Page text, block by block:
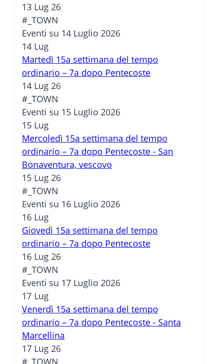
13 Lug 26
#_TOWN
Eventi su 14 Luglio 2026
14 Lug
Martedì 15a settimana del tempo
ordinario – 7a dopo Pentecoste
14 Lug 26
#_TOWN
Eventi su 15 Luglio 2026
15 Lug
Mercoledì 15a settimana del tempo
ordinario – 7a dopo Pentecoste - San
Bonaventura, vescovo
15 Lug 26
#_TOWN
Eventi su 16 Luglio 2026
16 Lug
Giovedì 15a settimana del tempo
ordinario – 7a dopo Pentecoste
16 Lug 26
#_TOWN
Eventi su 17 Luglio 2026
17 Lug
Venerdì 15a settimana del tempo
ordinario – 7a dopo Pentecoste - Santa
Marcellina
17 Lug 26
#_TOWN